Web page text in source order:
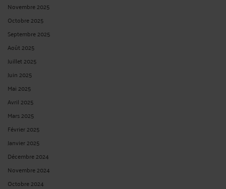
Novembre 2025
Octobre 2025
Septembre 2025
Août 2025
Juillet 2025
Juin 2025
Mai 2025
Avril 2025
Mars 2025
Février 2025
Janvier 2025
Décembre 2024
Novembre 2024
Octobre 2024